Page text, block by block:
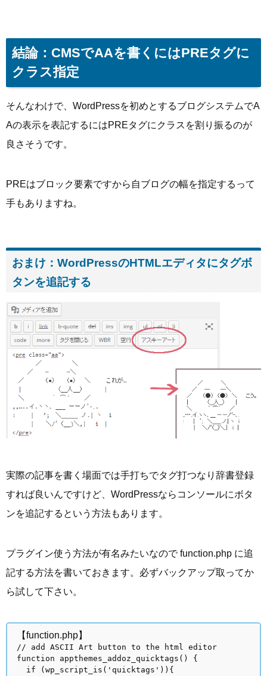
結論：CMSでAAを書くにはPREタグに
クラス指定
そんなわけで、WordPressを初めとするブログシステムでA
Aの表示を表記するにはPREタグにクラスを割り振るのが
良さそうです。
PREはブロック要素ですから自ブログの幅を指定するって
手もありますね。
おまけ：WordPressのHTMLエディタにタグボ
タンを追記する
実際の記事を書く場面では手打ちでタグ打つなり辞書登録
すれば良いんですけど、WordPressならコンソールにボタ
ンを追記するという方法もあります。
プラグイン使う方法が有名みたいなので function.php に追
記する方法を書いておきます。必ずバックアップ取ってか
ら試して下さい。
【function.php】
// add ASCII Art button to the html editor
function appthemes_addoz_quicktags() {
if (wp_script_is('quicktags')){